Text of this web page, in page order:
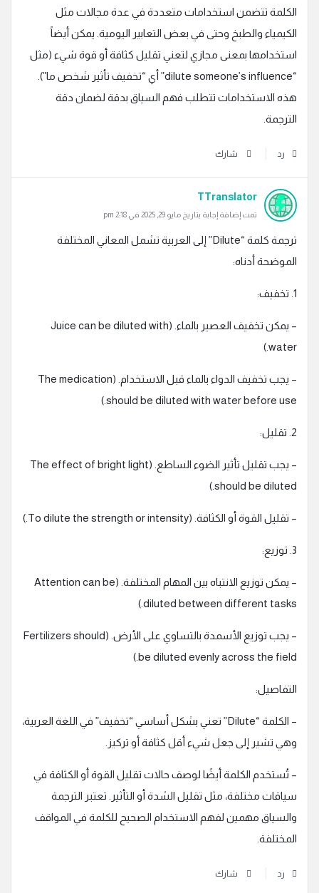
الكلمة تتضمن استخدامات متعددة في عدة مجالات مثل
الكيمياء والطبخ وحتى في بعض التعابير اليومية. يمكن أيضاً
استخدامها بمعنى مجازي لتعني تقليل كثافة أو قوة شيء (مثل
“dilute someone’s influence” أي “تخفيف تأثير شخص ما”).
هذه الاستخدامات تتطلب فهم السياق بدقة لضمان دقة
الترجمة.
رد شارك
TTranslator
تمت إضافة إجابة بتاريخ مايو 29, 2025 في 2:18 pm
ترجمة كلمة “Dilute” إلى العربية تشمل المعاني المختلفة
الموضحة أدناه:
1. تخفيف:
– يمكن تخفيف العصير بالماء. (Juice can be diluted with
water.)
– يجب تخفيف الدواء بالماء قبل الاستخدام. (The medication
should be diluted with water before use.)
2. تقليل:
– يجب تقليل تأثير الضوء الساطع. (The effect of bright light
should be diluted.)
– تقليل القوة أو الكثافة. (To dilute the strength or intensity.)
3. توزيع:
– يمكن توزيع الانتباه بين المهام المختلفة. (Attention can be
diluted between different tasks.)
– يجب توزيع الأسمدة بالتساوي على الأرض. (Fertilizers should
be diluted evenly across the field.)
التفاصيل:
– الكلمة “Dilute” تعني بشكل أساسي “تخفيف” في اللغة العربية،
وهي تشير إلى جعل شيء أقل كثافة أو تركيز.
– تُستخدم الكلمة أيضًا لوصف حالات تقليل القوة أو الكثافة في
سياقات مختلفة، مثل تقليل الشدة أو التأثير. تعتبر الترجمة
والسياق مهمين لفهم الاستخدام الصحيح للكلمة في المواقف
المختلفة.
رد شارك